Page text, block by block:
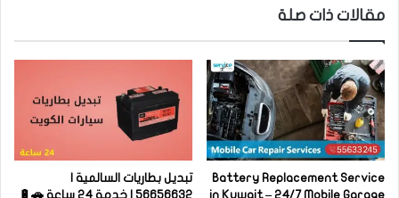
مقالات ذات صلة
Battery Replacement Service
in Kuwait – 24/7 Mobile Garage
تبديل بطاريات السالمية |
56656632 | خدمة 24 ساعة 🚗🔋